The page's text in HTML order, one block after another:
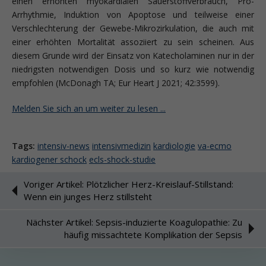
Arrhythmie, Induktion von Apoptose und teilweise einer
Verschlechterung der Gewebe-Mikrozirkulation, die auch mit
einer erhöhten Mortalität assoziiert zu sein scheinen. Aus
diesem Grunde wird der Einsatz von Katecholaminen nur in der
niedrigsten notwendigen Dosis und so kurz wie notwendig
empfohlen (McDonagh TA; Eur Heart J 2021; 42:3599).
Melden Sie sich an um weiter zu lesen ...
Tags: intensiv-news intensivmedizin kardiologie va-ecmo
kardiogener schock ecls-shock-studie
Voriger Artikel: Plötzlicher Herz-Kreislauf-Stillstand:
Wenn ein junges Herz stillsteht
Nächster Artikel: Sepsis-induzierte Koagulopathie: Zu
häufig missachtete Komplikation der Sepsis